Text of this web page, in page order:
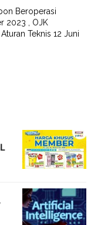
Beroperasi
2023 , OJK
Teknis 12 Juni